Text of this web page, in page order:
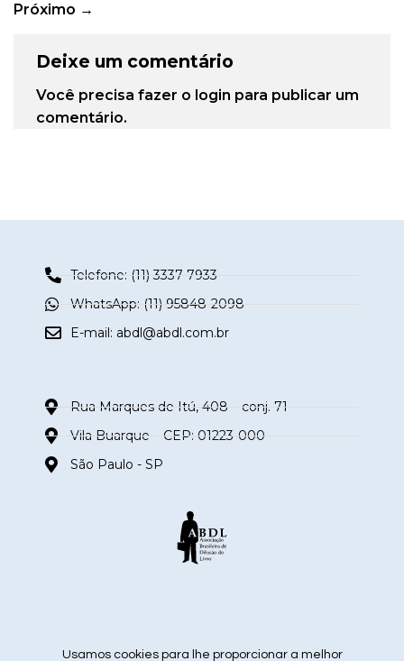
Próximo →
Deixe um comentário
Você precisa fazer o login para publicar um
comentário.
Telefone: (11) 3337-7933
WhatsApp: (11) 95848-2098
E-mail: abdl@abdl.com.br
Rua Marques de Itú, 408 – conj. 71
Vila Buarque – CEP: 01223-000
São Paulo - SP
siga nas redes sociais
Usamos cookies para lhe proporcionar a melhor